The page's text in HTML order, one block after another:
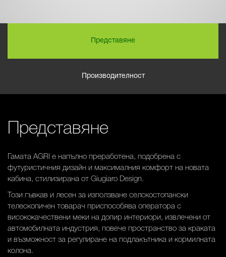
Представяне
Производителност
Представяне
Гамата AGRI е напълно преработена, подобрена с
футуристичния дизайн и максималния комфорт на новата
кабина, стилизирана от Giugiaro Design.
Този гъвкав и лесен за използване селскостопански
телескопичен товарач приспособява оператора с
висококачествени меки на допир интериори, извлечени от
автомобилната индустрия, повече пространство за краката
и възможност за регулиране на подлакътника и кормилната
колона.